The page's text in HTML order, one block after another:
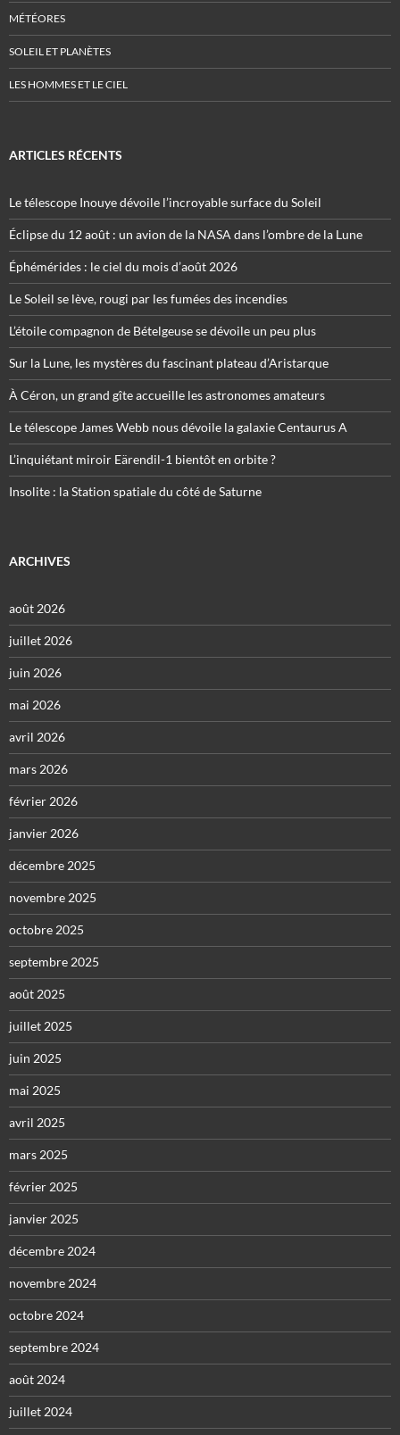
MÉTÉORES
SOLEIL ET PLANÈTES
LES HOMMES ET LE CIEL
ARTICLES RÉCENTS
Le télescope Inouye dévoile l’incroyable surface du Soleil
Éclipse du 12 août : un avion de la NASA dans l’ombre de la Lune
Éphémérides : le ciel du mois d’août 2026
Le Soleil se lève, rougi par les fumées des incendies
L’étoile compagnon de Bételgeuse se dévoile un peu plus
Sur la Lune, les mystères du fascinant plateau d’Aristarque
À Céron, un grand gîte accueille les astronomes amateurs
Le télescope James Webb nous dévoile la galaxie Centaurus A
L’inquiétant miroir Eärendil-1 bientôt en orbite ?
Insolite : la Station spatiale du côté de Saturne
ARCHIVES
août 2026
juillet 2026
juin 2026
mai 2026
avril 2026
mars 2026
février 2026
janvier 2026
décembre 2025
novembre 2025
octobre 2025
septembre 2025
août 2025
juillet 2025
juin 2025
mai 2025
avril 2025
mars 2025
février 2025
janvier 2025
décembre 2024
novembre 2024
octobre 2024
septembre 2024
août 2024
juillet 2024